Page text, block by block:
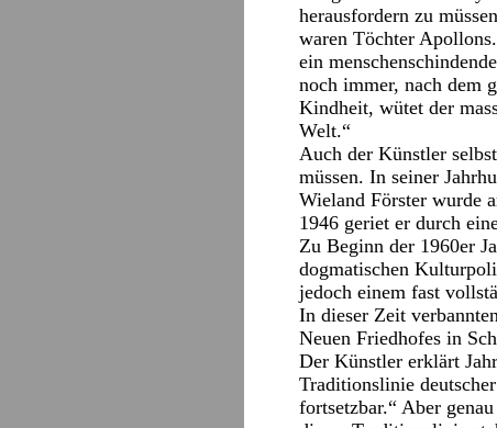
herausfordern zu
waren Töchter
ein
noch immer, nach dem
Kindheit, wütet der
Welt.“
Auch der Künstler
müssen. In seiner
Wieland Förster wurde
1946 geriet er durch
Zu Beginn der 1960er
dogmatischen
jedoch einem fast
In dieser Zeit
Neuen Friedhofes in
Der Künstler erklärt
Traditionslinie
fortsetzbar.“ Aber